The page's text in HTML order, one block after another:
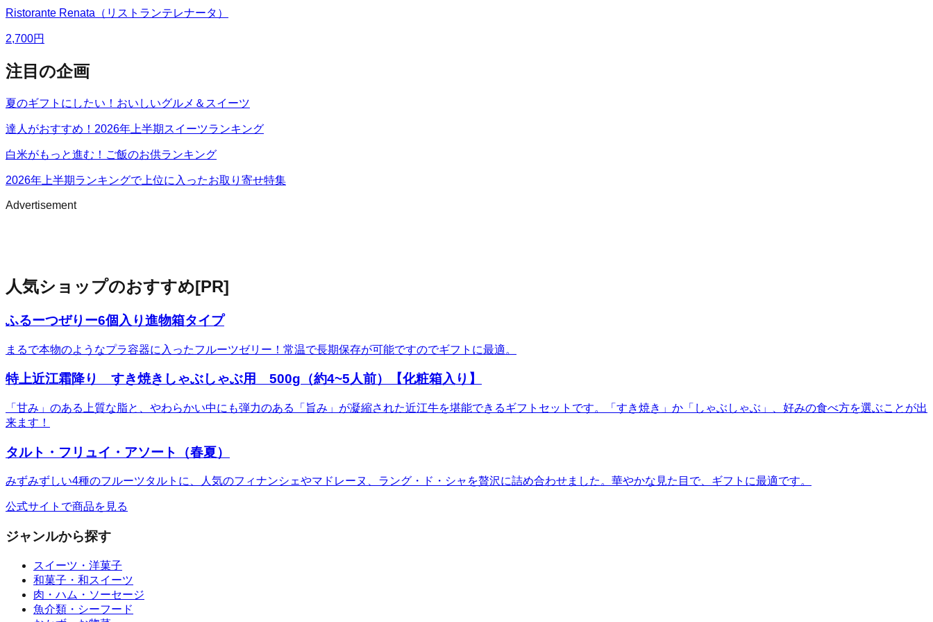
Ristorante Renata（リストランテレナータ）
2,700円
注目の企画
夏のギフトにしたい！おいしいグルメ＆スイーツ
達人がおすすめ！2026年上半期スイーツランキング
白米がもっと進む！ご飯のお供ランキング
2026年上半期ランキングで上位に入ったお取り寄せ特集
Advertisement
人気ショップのおすすめ[PR]
ふるーつぜりー6個入り進物箱タイプ
まるで本物のようなプラ容器に入ったフルーツゼリー！常温で長期保存が可能ですのでギフトに最適。
特上近江霜降り すき焼きしゃぶしゃぶ用 500g（約4~5人前）【化粧箱入り】
「甘み」のある上質な脂と、やわらかい中にも弾力のある「旨み」が凝縮された近江牛を堪能できるギフトセットです。「すき焼き」か「しゃぶしゃぶ」、好みの食べ方を選ぶことが出
来ます！
タルト・フリュイ・アソート（春夏）
みずみずしい4種のフルーツタルトに、人気のフィナンシェやマドレーヌ、ラング・ド・シャを贅沢に詰め合わせました。華やかな見た目で、ギフトに最適です。
公式サイトで商品を見る
ジャンルから探す
スイーツ・洋菓子
和菓子・和スイーツ
肉・ハム・ソーセージ
魚介類・シーフード